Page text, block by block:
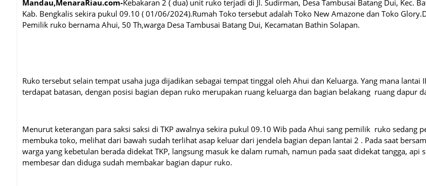
Mandau,MenaraRiau.com-Kebakaran 2 ( dua) unit ruko terjadi di Jl. Sudirman, Desa Tambusai Batang Dui, Kec.
Kab. Bengkalis sekira pukul 09.10 ( 01/06/2024).Rumah Toko tersebut adalah Toko New Amazone dan Toko
Pemilik ruko bernama Ahui, 50 Th,warga Desa Tambusai Batang Dui, Kecamatan Bathin Solapan.
Ruko tersebut selain tempat usaha juga dijadikan sebagai tempat tinggal oleh Ahui dan Keluarga. Yang mana lantai
terdapat batasan, dengan posisi bagian depan ruko merupakan ruang keluarga dan bagian belakang ruang dapur
Menurut keterangan para saksi saksi di TKP awalnya sekira pukul 09.10 Wib pada Ahui sang pemilik ruko sedang
membuka toko, melihat dari bawah sudah terlihat asap keluar dari jendela bagian depan lantai 2 . Pada saat
warga yang kebetulan berada didekat TKP, langsung masuk ke dalam rumah, namun pada saat didekat tangga, api
membesar dan diduga sudah membakar bagian dapur ruko.